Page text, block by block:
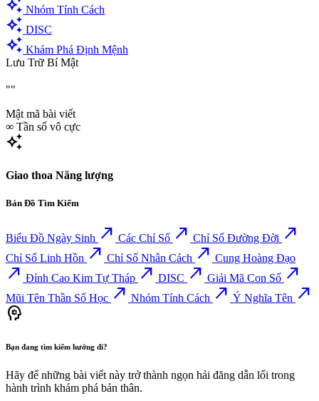
auto_awesome Nhóm Tính Cách
auto_awesome DISC
auto_awesome Khám Phá Định Mệnh
Lưu Trữ Bí Mật
""
Mật mã bài viết
∞ Tần số vô cực
auto_awesome
Giao thoa Năng lượng
Bản Đồ Tìm Kiếm
Biểu Đồ Ngày Sinh north_east Các Chỉ Số north_east Chỉ Số Đường Đời north_east
Chỉ Số Linh Hồn north_east Chỉ Số Nhân Cách north_east Cung Hoàng Đạo
north_east Đỉnh Cao Kim Tự Tháp north_east DISC north_east Giải Mã Con Số north_east
Mũi Tên Thần Số Học north_east Nhóm Tính Cách north_east Ý Nghĩa Tên north_east
psychology
Bạn đang tìm kiếm hướng đi?
Hãy để những bài viết này trở thành ngọn hải đăng dẫn lối trong
hành trình khám phá bản thân.